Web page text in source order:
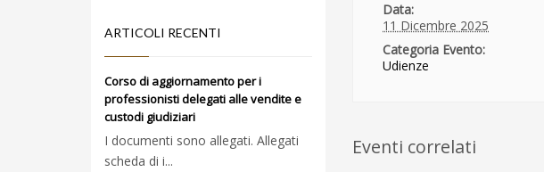
Data:
11 Dicembre 2025
Categoria Evento:
Udienze
Eventi correlati
ARTICOLI RECENTI
Corso di aggiornamento per i
professionisti delegati alle vendite e
custodi giudiziari
I documenti sono allegati. Allegati
scheda di i...